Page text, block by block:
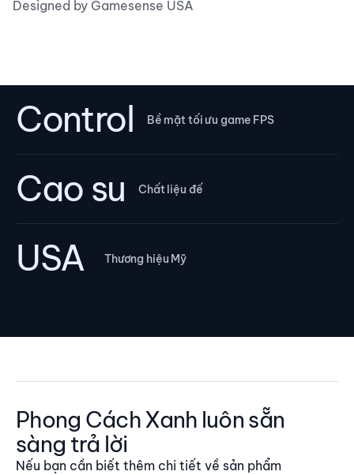
Designed by Gamesense USA
Control Bề mặt tối ưu game FPS
Cao su Chất liệu đế
USA Thương hiệu Mỹ
Phong Cách Xanh luôn sẵn
sàng trả lời
Nếu bạn cần biết thêm chi tiết về sản phẩm